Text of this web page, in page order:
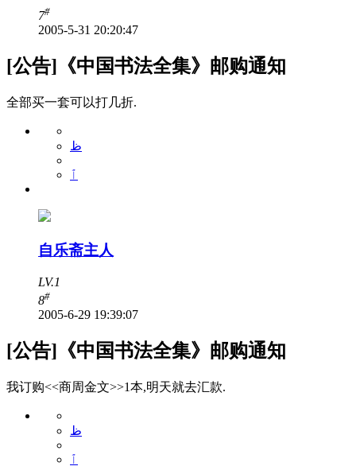
7#
2005-5-31 20:20:47
[公告]《中国书法全集》邮购通知
全部买一套可以打几折.
ظ
ٱ
自乐斋主人
LV.1
8#
2005-6-29 19:39:07
[公告]《中国书法全集》邮购通知
我订购<<商周金文>>1本,明天就去汇款.
ظ
ٱ